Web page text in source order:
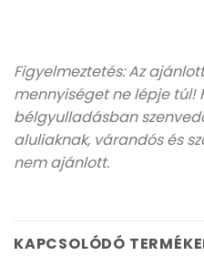
Figyelmeztetés: Az
mennyiséget ne lépje túl!
bélgyulladásban
aluliaknak, várandós és
nem ajánlott.
KAPCSOLÓDÓ